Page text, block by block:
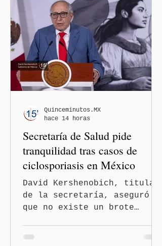
Washington busca cerrar el
paso al llamado “turismo de
nacimiento” y reforzar los
controles migratorios.
Secretaría de Salud pide
tranquilidad tras casos de
ciclosporiasis en México
David Kershenobich, titular
de la secretaría, aseguró
que no existe un brote
Quinceminutos.MX
hace 14 horas